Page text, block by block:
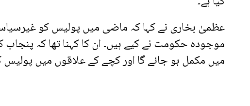
عظمیٰ بخاری نے کہا کہ ماضی میں پولیس کو
موجودہ حکومت نے کیے ہیں۔ ان کا کہنا تھا کہ
میں مکمل ہو جائے گا اور کچے کے علاقوں میں پولیس